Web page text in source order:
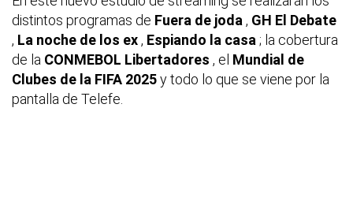
distintos programas de Fuera de joda , GH El Debate
, La noche de los ex, Espiando la casa ; la cobertura
de la CONMEBOL Libertadores , el Mundial de
Clubes de la FIFA 2025y todo lo que se viene por la
pantalla de Telefe.